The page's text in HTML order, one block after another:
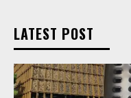
LATEST POST